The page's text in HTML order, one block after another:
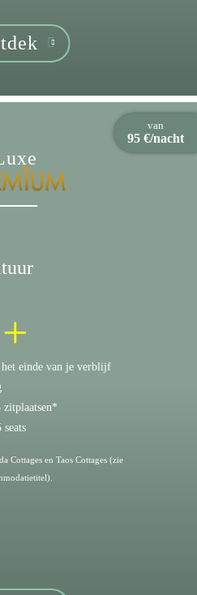
+
het einde van je verblijf
Cottages en Taos Cottages (zie
van
95 €/nacht